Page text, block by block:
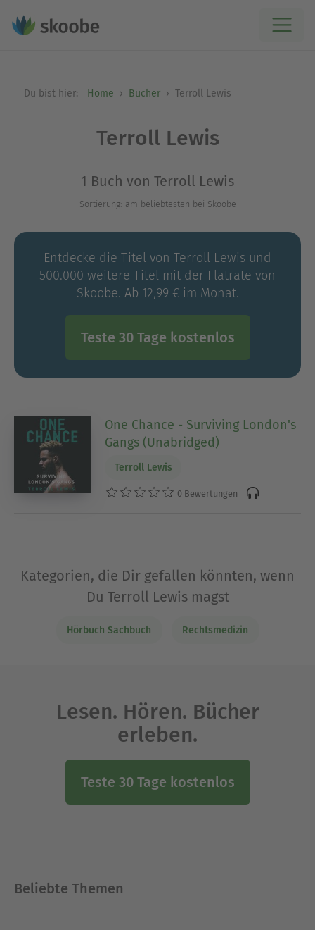
Du bist hier: Home Bücher Terroll Lewis
Terroll Lewis
1 Buch von Terroll Lewis
Sortierung: am beliebtesten bei Skoobe
Entdecke die Titel von Terroll Lewis und
500.000 weitere Titel mit der Flatrate von
Skoobe. Ab 12,99 € im Monat.
Teste 30 Tage kostenlos
One Chance - Surviving London's
Gangs (Unabridged)
Terroll Lewis
0 Bewertungen
Kategorien, die Dir gefallen könnten, wenn
Du Terroll Lewis magst
Hörbuch Sachbuch Rechtsmedizin
Lesen. Hören. Bücher
erleben.
Teste 30 Tage kostenlos
Beliebte Themen